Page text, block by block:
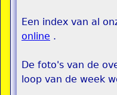
Een index van al
online .
De foto's van de
loop van de week